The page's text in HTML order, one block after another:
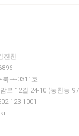
진천
북구-0311호
로 12길 24-10 (동천동
123-1001